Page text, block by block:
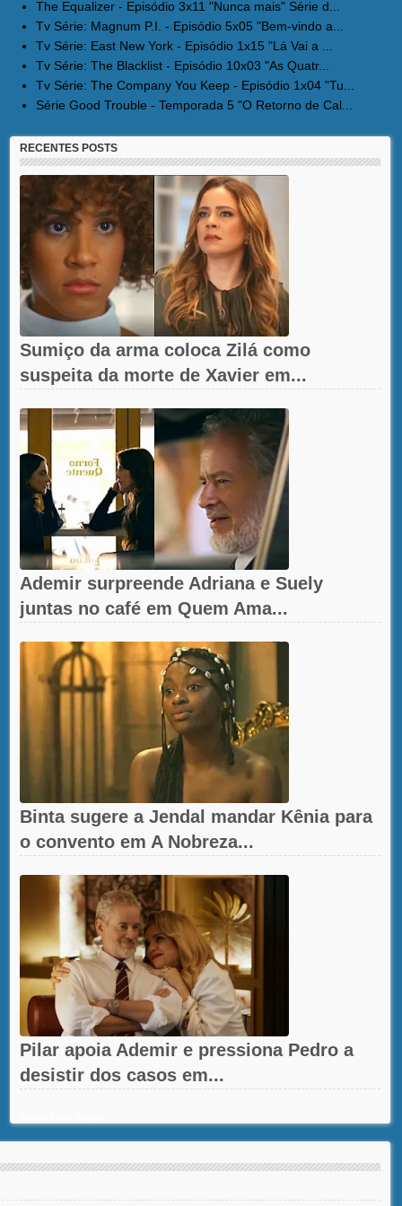
The Equalizer - Episódio 3x11 "Nunca mais" Série d...
Tv Série: Magnum P.I. - Episódio 5x05 "Bem-vindo a...
Tv Série: East New York - Episódio 1x15 "Lá Vai a ...
Tv Série: The Blacklist - Episódio 10x03 "As Quatr...
Tv Série: The Company You Keep - Episódio 1x04 "Tu...
Série Good Trouble - Temporada 5 "O Retorno de Cal...
RECENTES POSTS
Sumiço da arma coloca Zilá como
suspeita da morte de Xavier em...
Ademir surpreende Adriana e Suely
juntas no café em Quem Ama...
Binta sugere a Jendal mandar Kênia para
o convento em A Nobreza...
Pilar apoia Ademir e pressiona Pedro a
desistir dos casos em...